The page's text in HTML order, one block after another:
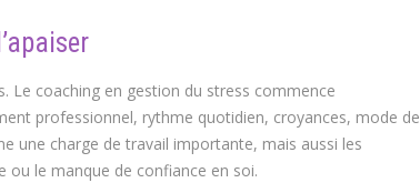
Le coaching en gestion du stress commence
professionnel, rythme quotidien, croyances, mode de
une charge de travail importante, mais aussi les
ou le manque de confiance en soi.